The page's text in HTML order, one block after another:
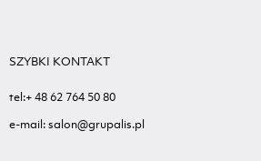
SZYBKI KONTAKT
tel:+ 48 62 764 50 80
e-mail: salon@grupalis.pl